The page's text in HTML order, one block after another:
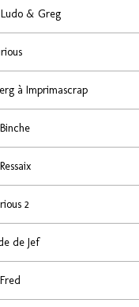
& Greg
à Imprimascrap
2
de Jef